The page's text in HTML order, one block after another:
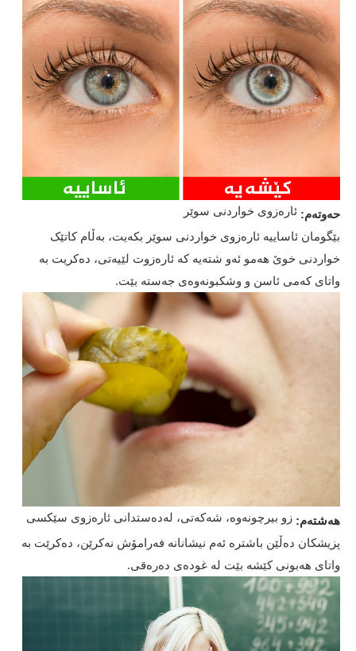
حەوتەم: ئارەزوی خواردنی سوێر
بێگومان ئاساییە ئارەزوی خواردنی سوێر بکەیت، بەڵام کاتێک
خواردنی خوێ هەمو ئەو شتەیە کە ئارەزوت لێیەتی، دەکریت بە
واتای کەمی ئاسن و وشکبونەوەی جەستە بێت.
هەشتەم: زو بیرچونەوە، شەکەتی، لەدەستدانی ئارەزوی سێکسی
پزیشکان دەڵێن باشترە ئەم نیشانانە فەرامۆش نەکرێن، دەکرێت بە
واتای هەبونی کێشە بێت لە غودەی دەرەقی.